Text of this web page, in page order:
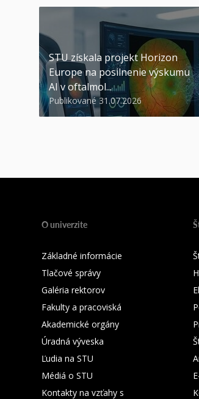
STU získala projekt Horizon
Europe na posilnenie výskumu
AI v oftalmol...
Publikované 31.07.2026
O univerzite
Základné informácie
Tlačové správy
Galéria rektorov
Fakulty a pracoviská
Akademické orgány
Úradná výveska
Ľudia na STU
Médiá o STU
Kontakty na vzťahy s